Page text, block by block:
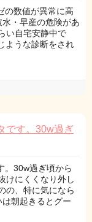
の数値が異常に高
・早産の危険があ
い自宅安静中で
ような診断をされ
です。30w過ぎ
。30w過ぎ頃から
けにくくなり外し
の、特に気になら
朝起きるとグー